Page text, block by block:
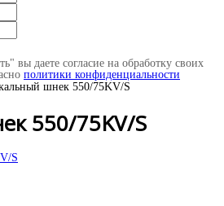
вы даете согласие на обработку своих
политики конфиденциальности
шнек 550/75KV/S
550/75KV/S